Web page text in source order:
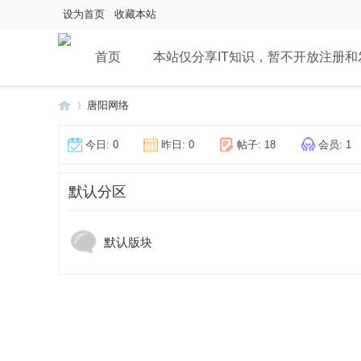
设为首页 收藏本站
首页 本站仅分享IT知识，暂不开放注册和
唐阳网络
今日: 0 昨日: 0 帖子: 18 会员: 1
默认分区
默认版块